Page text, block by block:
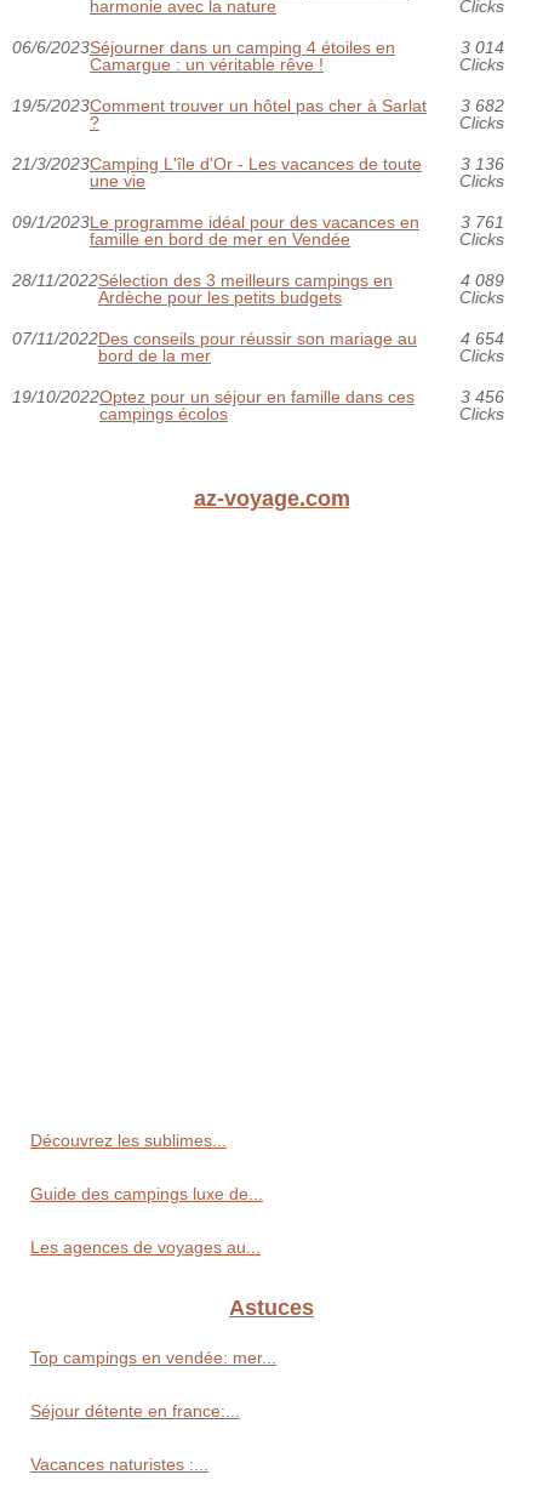
harmonie avec la nature
Clicks
06/6/2023Séjourner dans un camping 4 étoiles en
Camargue : un véritable rêve !
3 014
Clicks
19/5/2023Comment trouver un hôtel pas cher à Sarlat
?
3 682
Clicks
21/3/2023Camping L'île d'Or - Les vacances de toute
une vie
3 136
Clicks
09/1/2023Le programme idéal pour des vacances en
famille en bord de mer en Vendée
3 761
Clicks
28/11/2022Sélection des 3 meilleurs campings en
Ardèche pour les petits budgets
4 089
Clicks
07/11/2022Des conseils pour réussir son mariage au
bord de la mer
4 654
Clicks
19/10/2022Optez pour un séjour en famille dans ces
campings écolos
3 456
Clicks
az-voyage.com
Découvrez les sublimes...
Guide des campings luxe de...
Les agences de voyages au...
Astuces
Top campings en vendée: mer...
Séjour détente en france:...
Vacances naturistes :...